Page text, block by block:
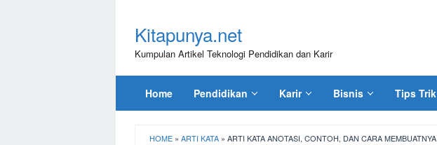
kontenKitapunya.net
Kumpulan Artikel Teknologi Pendidikan dan Karir
Home Pendidikan Karir Bisnis Tips Trik
HOME » ARTI KATA » ARTI KATA ANOTASI, CONTOH, DAN CARA MEMBUATNYA